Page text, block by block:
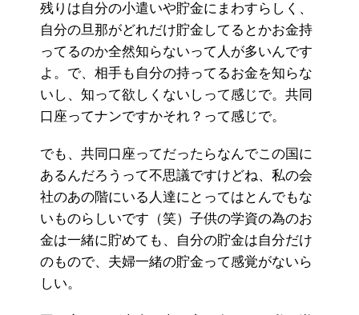
残りは自分の小遣いや貯金にまわすらしく、
自分の旦那がどれだけ貯金してるとかお金持
ってるのか全然知らないって人が多いんです
よ。で、相手も自分の持ってるお金を知らな
いし、知って欲しくないしって感じで。共同
口座ってナンですかそれ？って感じで。
でも、共同口座ってだったらなんでこの国に
あるんだろうって不思議ですけどね、私の会
社のあの階にいる人達にとってはとんでもな
いものらしいです（笑）子供の学資の為のお
金は一緒に貯めても、自分の貯金は自分だけ
のもので、夫婦一緒の貯金って感覚がないら
しい。